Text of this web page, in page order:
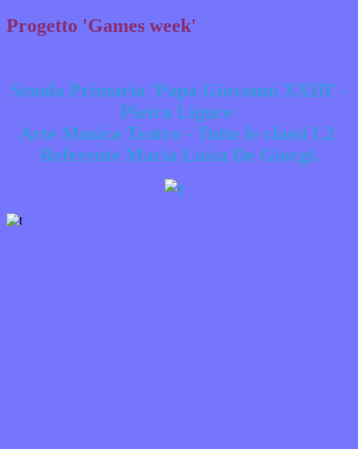
Progetto 'Games week'
Scuola Primaria 'Papa Giovanni XXIII' -
Pietra Ligure
Arte Musica Teatro - Tutte le classi L2
Referente Maria Luisa De Giorgi.